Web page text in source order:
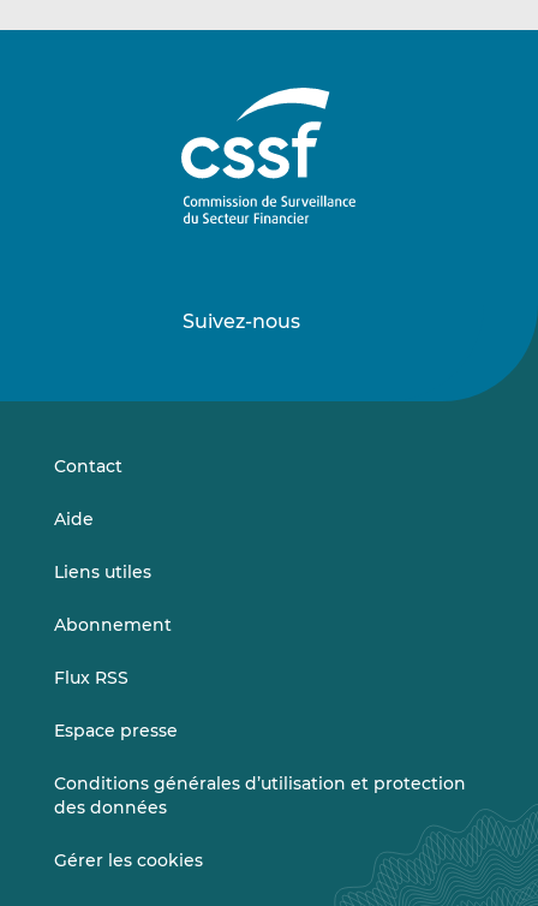
Suivez-nous
sursur
Contact
Aide
Liens utiles
Abonnement
Flux RSS
Espace presse
Conditions générales d’utilisation et protection
des données
Gérer les cookies